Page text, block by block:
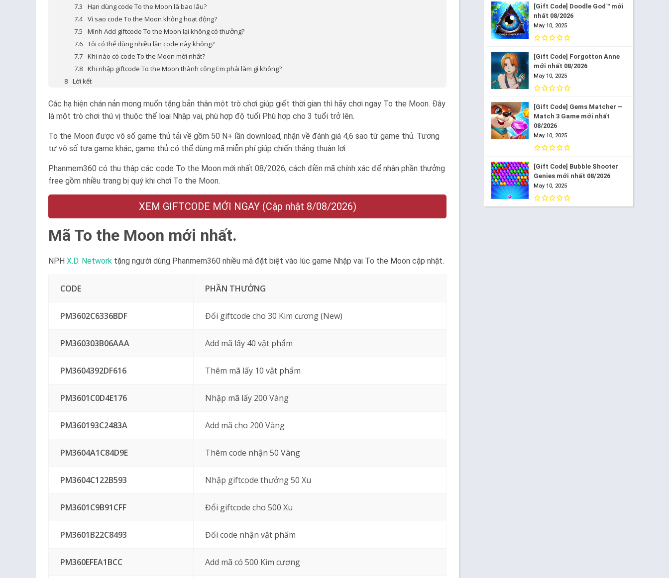
Hạn dùng code To the Moon là bao lâu?
Vì sao code To the Moon không hoạt động?
Mình Add giftcode To the Moon lại không có thưởng?
Tôi có thể dùng nhiều lần code này không?
Khi nào có code To the Moon mới nhất?
Khi nhập giftcode To the Moon thành công Em phải làm gì không?
Lời kết
Các hạ hiện chán nản mong muốn tặng bản thân một trò chơi giúp giết thời gian thì hãy chơi ngay To the Moon. Đây
là một trò chơi thú vị thuộc thể loại Nhập vai, phù hợp độ tuổi Phù hợp cho 3 tuổi trở lên.
To the Moon được vô số game thủ tải về gồm 50 N+ lần download, nhận về đánh giá 4,6 sao từ game thủ. Tương
tự vô số tựa game khác, game thủ có thể dùng mã miễn phí giúp chiến thắng thuận lợi.
Phanmem360 có thu thập các code To the Moon mới nhất 08/2026, cách điền mã chính xác để nhận phần thưởng
free gồm nhiều trang bị quý khi chơi To the Moon.
XEM GIFTCODE MỚI NGAY (Cập nhật 8/08/2026)
Mã To the Moon mới nhất.
NPH X.D. Network tặng người dùng Phanmem360 nhiều mã đặt biệt vào lúc game Nhập vai To the Moon cập nhật.
CODE PHẦN THƯỞNG
PM3602C6336BDF Đổi giftcode cho 30 Kim cương (New)
PM360303B06AAA Add mã lấy 40 vật phẩm
PM3604392DF616 Thêm mã lấy 10 vật phẩm
PM3601C0D4E176 Nhập mã lấy 200 Vàng
PM360193C2483A Add mã cho 200 Vàng
PM3604A1C84D9E Thêm code nhận 50 Vàng
PM3604C122B593 Nhập giftcode thưởng 50 Xu
PM3601C9B91CFF Đổi giftcode cho 500 Xu
PM3601B22C8493 Đổi code nhận vật phẩm
PM360EFEA1BCC Add mã có 500 Kim cương
[Gift Code] Doodle God™ mới
nhất 08/2026
May 10, 2025
[Gift Code] Forgotton Anne
mới nhất 08/2026
May 10, 2025
[Gift Code] Gems Matcher –
Match 3 Game mới nhất
08/2026
May 10, 2025
[Gift Code] Bubble Shooter
Genies mới nhất 08/2026
May 10, 2025